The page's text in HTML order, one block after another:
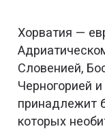
Хорватия —
Словенией,
Черногорией
принадлежит
которых